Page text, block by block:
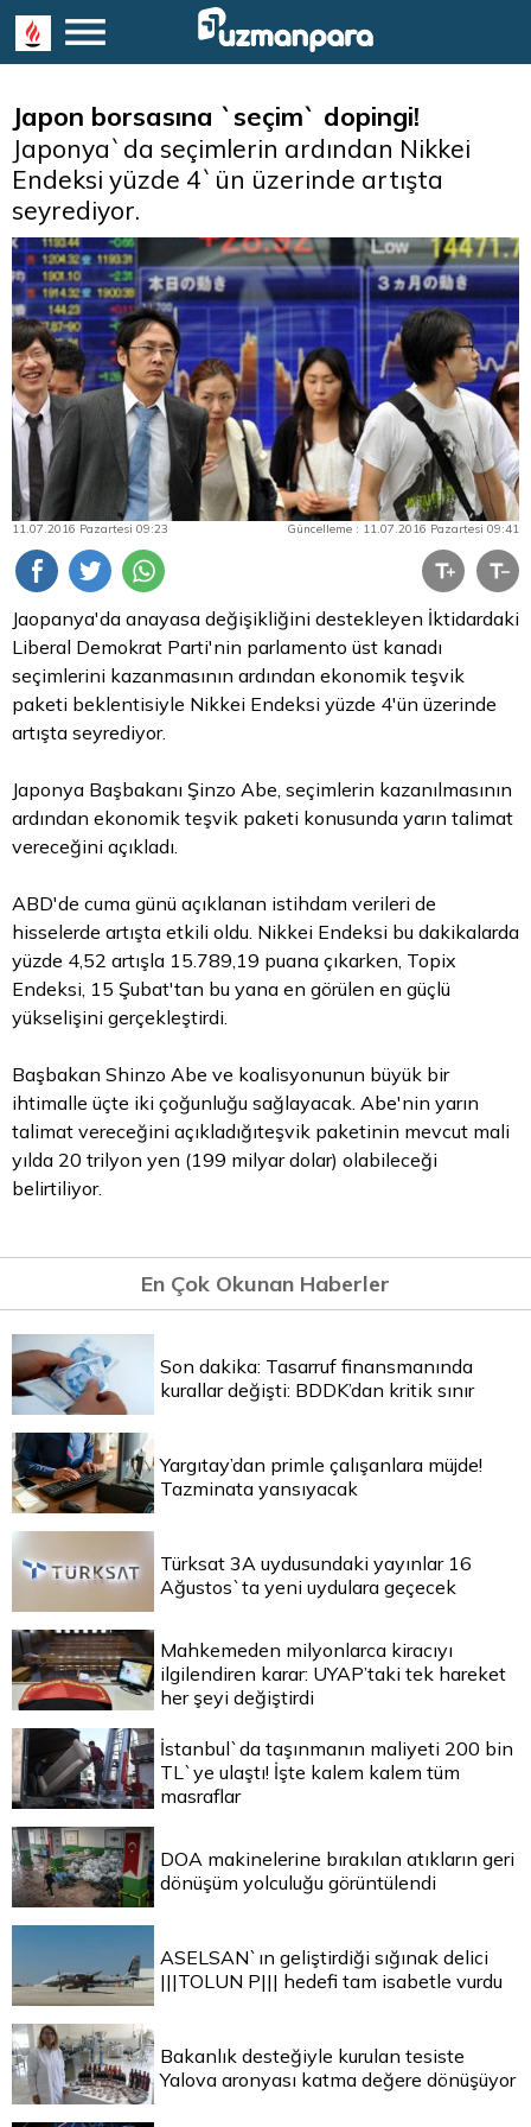
Japon borsasına `seçim` dopingi!
Japonya`da seçimlerin ardından Nikkei
Endeksi yüzde 4`ün üzerinde artışta
seyrediyor.
11.07.2016 Pazartesi 09:23 Güncelleme : 11.07.2016 Pazartesi 09:41
Jaopanya'da anayasa değişikliğini destekleyen İktidardaki
Liberal Demokrat Parti'nin parlamento üst kanadı
seçimlerini kazanmasının ardından ekonomik teşvik
paketi beklentisiyle Nikkei Endeksi yüzde 4'ün üzerinde
artışta seyrediyor.
Japonya Başbakanı Şinzo Abe, seçimlerin kazanılmasının
ardından ekonomik teşvik paketi konusunda yarın talimat
vereceğini açıkladı.
ABD'de cuma günü açıklanan istihdam verileri de
hisselerde artışta etkili oldu. Nikkei Endeksi bu dakikalarda
yüzde 4,52 artışla 15.789,19 puana çıkarken, Topix
Endeksi, 15 Şubat'tan bu yana en görülen en güçlü
yükselişini gerçekleştirdi.
Başbakan Shinzo Abe ve koalisyonunun büyük bir
ihtimalle üçte iki çoğunluğu sağlayacak. Abe'nin yarın
talimat vereceğini açıkladığıteşvik paketinin mevcut mali
yılda 20 trilyon yen (199 milyar dolar) olabileceği
belirtiliyor.
En Çok Okunan Haberler
Son dakika: Tasarruf finansmanında
kurallar değişti: BDDK’dan kritik sınır
Yargıtay’dan primle çalışanlara müjde!
Tazminata yansıyacak
Türksat 3A uydusundaki yayınlar 16
Ağustos`ta yeni uydulara geçecek
Mahkemeden milyonlarca kiracıyı
ilgilendiren karar: UYAP’taki tek hareket
her şeyi değiştirdi
İstanbul`da taşınmanın maliyeti 200 bin
TL`ye ulaştı! İşte kalem kalem tüm
masraflar
DOA makinelerine bırakılan atıkların geri
dönüşüm yolculuğu görüntülendi
ASELSAN`ın geliştirdiği sığınak delici
|||TOLUN P||| hedefi tam isabetle vurdu
Bakanlık desteğiyle kurulan tesiste
Yalova aronyası katma değere dönüşüyor